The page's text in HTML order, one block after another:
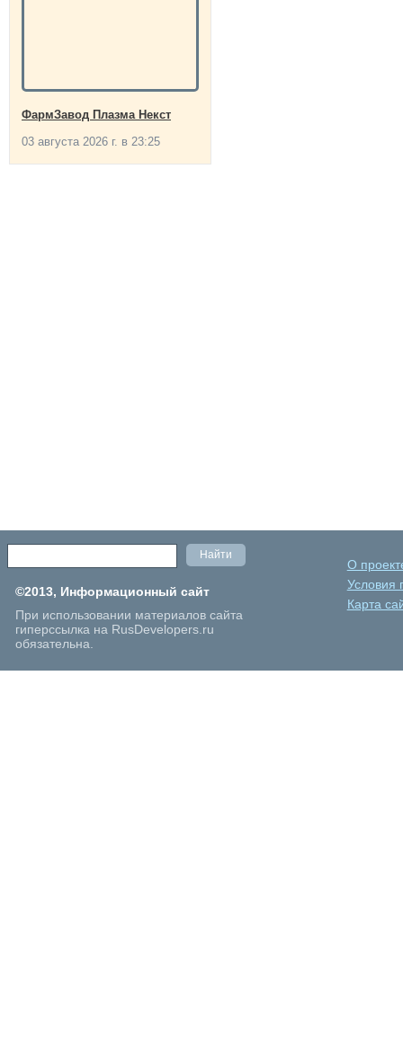
ФармЗавод Плазма Некст
03 августа 2026 г. в 23:25
©2013, Информационный сайт
При использовании материалов сайта
гиперссылка на RusDevelopers.ru
обязательна.
О
Условия
Карта